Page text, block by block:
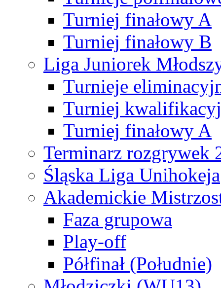
Turniej finałowy A
Turniej finałowy B
Liga Juniorek
Turnieje
Turniej
Turniej finałowy A
Terminarz rozgrywek
Śląska Liga Unihokeja
Akademickie
Faza grupowa
Play-off
Półfinał (Południe)